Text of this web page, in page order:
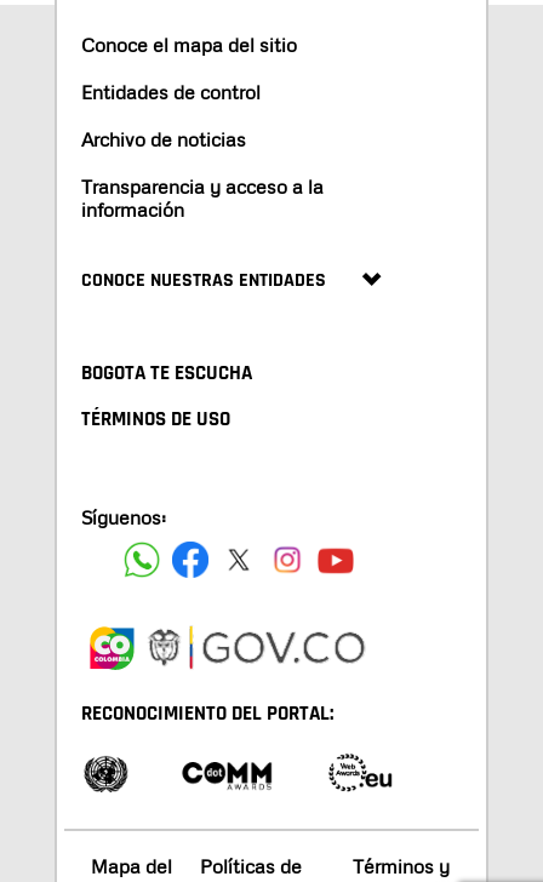
Conoce el mapa del sitio
Entidades de control
Archivo de noticias
Transparencia y acceso a la
información
CONOCE NUESTRAS ENTIDADES
BOGOTA TE ESCUCHA
TÉRMINOS DE USO
Síguenos:
RECONOCIMIENTO DEL PORTAL:
Mapa del
Políticas de
Términos y